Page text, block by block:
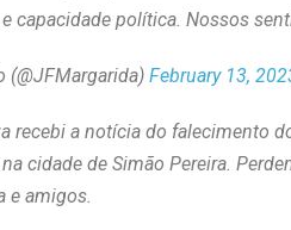
capacidade política. Nossos
(@JFMargarida) February 13,
recebi a notícia do falecimento
cidade de Simão Pereira.
e amigos.